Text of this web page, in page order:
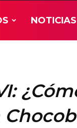
NOTICIAS